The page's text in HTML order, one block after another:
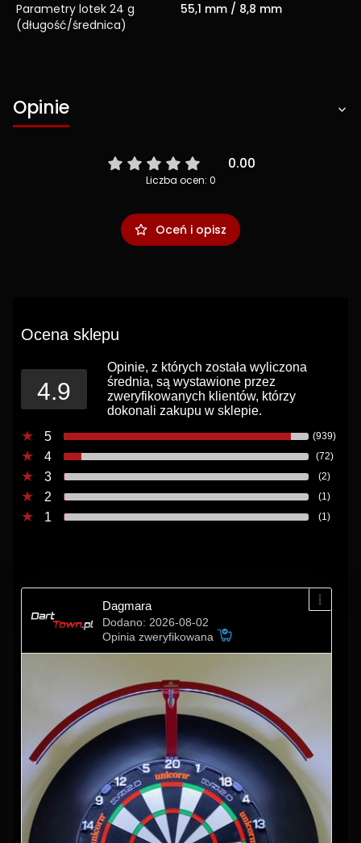
Parametry lotek 24 g
(długość/średnica)
55,1 mm / 8,8 mm
Opinie
0.00
Liczba ocen: 0
Oceń i opisz
Ocena sklepu
4.9
Opinie, z których została wyliczona
średnia, są wystawione przez
zweryfikowanych klientów, którzy
dokonali zakupu w sklepie.
5
(939)
4 (72)
3 (2)
2 (1)
1 (1)
Dagmara
Dodano: 2026-08-02
Opinia zweryfikowana